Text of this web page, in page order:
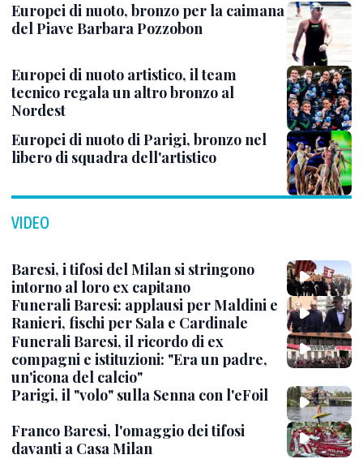
Europei di nuoto, bronzo per la caimana
del Piave Barbara Pozzobon
Europei di nuoto artistico, il team
tecnico regala un altro bronzo al
Nordest
Europei di nuoto di Parigi, bronzo nel
libero di squadra dell'artistico
VIDEO
Baresi, i tifosi del Milan si stringono
intorno al loro ex capitano
Funerali Baresi: applausi per Maldini e
Ranieri, fischi per Sala e Cardinale
Funerali Baresi, il ricordo di ex
compagni e istituzioni: "Era un padre,
un'icona del calcio"
Parigi, il "volo" sulla Senna con l'eFoil
Franco Baresi, l'omaggio dei tifosi
davanti a Casa Milan